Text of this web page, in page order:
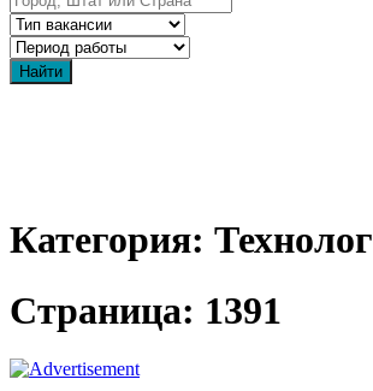
Категория: Технолог
Страница: 1391